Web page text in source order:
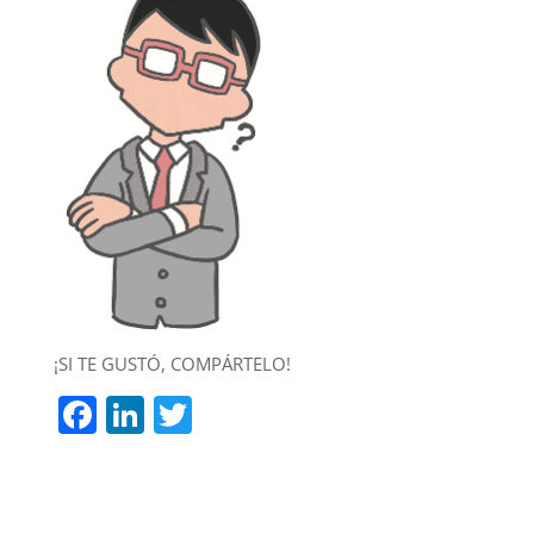
¡SI TE GUSTÓ, COMPÁRTELO!
F Li T